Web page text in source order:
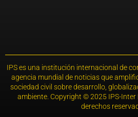
IPS es una institución internacional de
agencia mundial de noticias que
sociedad civil sobre desarrollo,
ambiente. Copyright © 2025 IPS-Inter
derechos